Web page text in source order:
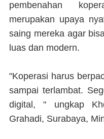
pembenahan
merupakan upaya
saing mereka agar
luas dan modern.
"Koperasi harus
sampai terlambat.
digital, " ungkap
Grahadi, Surabaya,